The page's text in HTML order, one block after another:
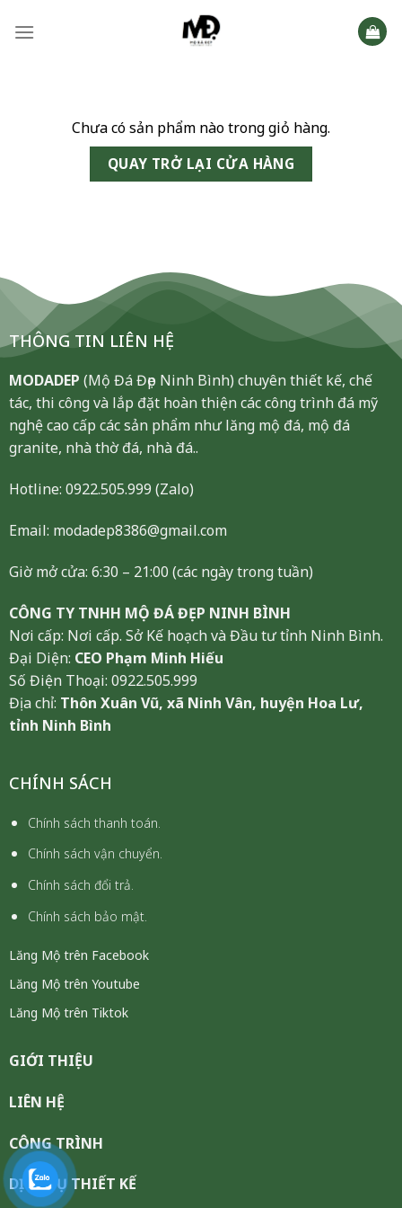
Chưa có sản phẩm nào trong giỏ hàng.
QUAY TRỞ LẠI CỬA HÀNG
THÔNG TIN LIÊN HỆ
MODADEP (Mộ Đá Đẹp Ninh Bình) chuyên thiết kế, chế
tác, thi công và lắp đặt hoàn thiện các công trình đá mỹ
nghệ cao cấp các sản phẩm như lăng mộ đá, mộ đá
granite, nhà thờ đá, nhà đá..
Hotline: 0922.505.999 (Zalo)
Email: modadep8386@gmail.com
Giờ mở cửa: 6:30 – 21:00 (các ngày trong tuần)
CÔNG TY TNHH MỘ ĐÁ ĐẸP NINH BÌNH
Nơi cấp: Nơi cấp. Sở Kế hoạch và Đầu tư tỉnh Ninh Bình.
Đại Diện: CEO Phạm Minh Hiếu
Số Điện Thoại: 0922.505.999
Địa chỉ: Thôn Xuân Vũ, xã Ninh Vân, huyện Hoa Lư,
tỉnh Ninh Bình
CHÍNH SÁCH
Chính sách thanh toán.
Chính sách vận chuyển.
Chính sách đổi trả.
Chính sách bảo mật.
Lăng Mộ trên Facebook
Lăng Mộ trên Youtube
Lăng Mộ trên Tiktok
GIỚI THIỆU
LIÊN HỆ
CÔNG TRÌNH
DỊCH VỤ THIẾT KẾ